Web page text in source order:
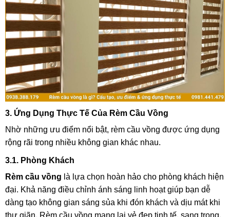
3. Ứng Dụng Thực Tế Của Rèm Cầu Vồng
Nhờ những ưu điểm nổi bật, rèm cầu vồng được ứng dụng
rộng rãi trong nhiều không gian khác nhau.
3.1. Phòng Khách
Rèm cầu vồng là lựa chọn hoàn hảo cho phòng khách hiện
đại. Khả năng điều chỉnh ánh sáng linh hoạt giúp bạn dễ
dàng tạo không gian sáng sủa khi đón khách và dịu mát khi